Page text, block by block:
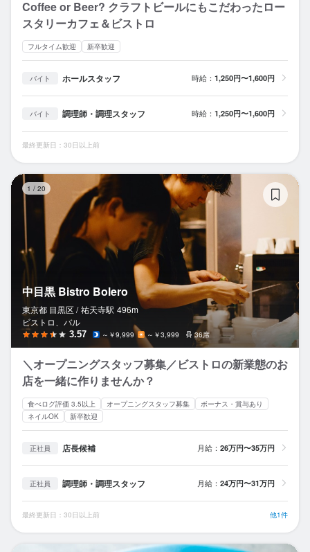
Coffee or Beer? クラフトビールにもこだわったロー
スタリーカフェ＆ビストロ
フルタイム歓迎 新卒歓迎
バイト ホールスタッフ 時給： 1,250円〜1,600円
バイト 調理師・調理スタッフ 時給： 1,250円〜1,600円
最終更新日：30日以上前
1 / 20
中目黒 Bistro Bolero
東京都 目黒区 / 祐天寺駅 496m
ビストロ、バル
3.57 ～￥9,999 ～￥3,999 36席
＼オープニングスタッフ募集／ビストロの新業態のお
店を一緒に作りませんか？
食べログ評価 3.5以上 オープニングスタッフ募集
ボーナス・賞与あり
ネイルOK
新卒歓迎
正社員 店長候補 月給： 26万円〜35万円
正社員 調理師・調理スタッフ 月給： 24万円〜31万円
最終更新日：30日以上前 他1件